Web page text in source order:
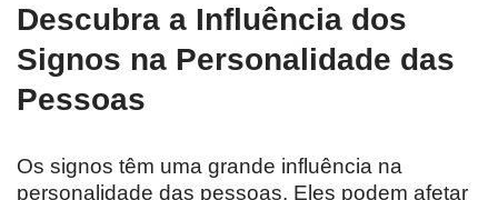
Descubra a Influência dos
Signos na Personalidade das
Pessoas
Os signos têm uma grande influência na
personalidade das pessoas. Eles podem afetar